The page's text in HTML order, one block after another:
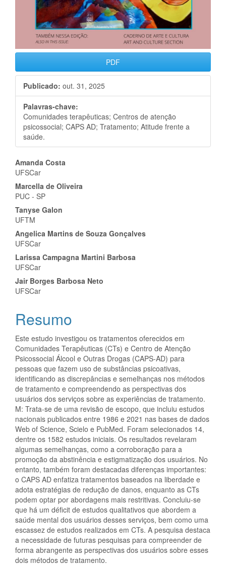
PDF
Publicado: out. 31, 2025
Palavras-chave:
Comunidades terapêuticas; Centros de atenção
psicossocial; CAPS AD; Tratamento; Atitude frente a
saúde.
Conteúdo
do
artigo
principal
Amanda Costa
UFSCar
Marcella de Oliveira
PUC - SP
Tanyse Galon
UFTM
Angelica Martins de Souza Gonçalves
UFSCar
Larissa Campagna Martini Barbosa
UFSCar
Jair Borges Barbosa Neto
UFSCar
Resumo
Este estudo investigou os tratamentos oferecidos em
Comunidades Terapêuticas (CTs) e Centro de Atenção
Psicossocial Álcool e Outras Drogas (CAPS-AD) para
pessoas que fazem uso de substâncias psicoativas,
identificando as discrepâncias e semelhanças nos métodos
de tratamento e compreendendo as perspectivas dos
usuários dos serviços sobre as experiências de tratamento.
M: Trata-se de uma revisão de escopo, que incluiu estudos
nacionais publicados entre 1986 e 2021 nas bases de dados
Web of Science, Scielo e PubMed. Foram selecionados 14,
dentre os 1582 estudos iniciais. Os resultados revelaram
algumas semelhanças, como a corroboração para a
promoção da abstinência e estigmatização dos usuários. No
entanto, também foram destacadas diferenças importantes:
o CAPS AD enfatiza tratamentos baseados na liberdade e
adota estratégias de redução de danos, enquanto as CTs
podem optar por abordagens mais restritivas. Concluiu-se
que há um déficit de estudos qualitativos que abordem a
saúde mental dos usuários desses serviços, bem como uma
escassez de estudos realizados em CTs. A pesquisa destaca
a necessidade de futuras pesquisas para compreender de
forma abrangente as perspectivas dos usuários sobre esses
dois métodos de tratamento.